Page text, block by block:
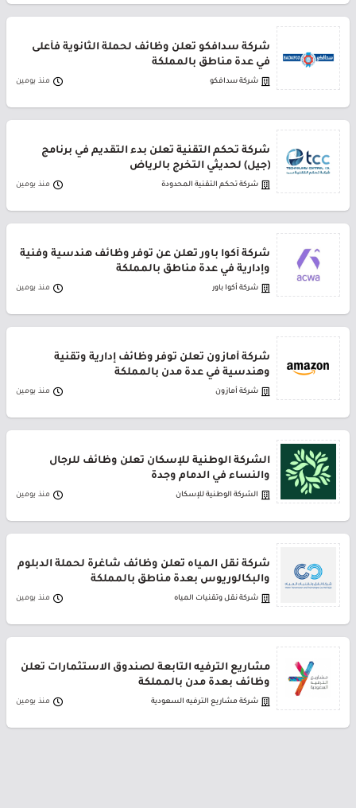
شركة سدافكو تعلن وظائف لحملة الثانوية فأعلى
في عدة مناطق بالمملكة
شركة سدافكو منذ يومين
شركة تحكم التقنية تعلن بدء التقديم في برنامج
(جيل) لحديثي التخرج بالرياض
شركة تحكم التقنية المحدودة منذ يومين
شركة أكوا باور تعلن عن توفر وظائف هندسية وفنية
وإدارية في عدة مناطق بالمملكة
شركة أكوا باور منذ يومين
شركة أمازون تعلن توفر وظائف إدارية وتقنية
وهندسية في عدة مدن بالمملكة
شركة أمازون منذ يومين
الشركة الوطنية للإسكان تعلن وظائف للرجال
والنساء في الدمام وجدة
الشركة الوطنية للإسكان منذ يومين
شركة نقل المياه تعلن وظائف شاغرة لحملة الدبلوم
والبكالوريوس بعدة مناطق بالمملكة
شركة نقل وتقنيات المياه منذ يومين
مشاريع الترفيه التابعة لصندوق الاستثمارات تعلن
وظائف بعدة مدن بالمملكة
شركة مشاريع الترفيه السعودية منذ يومين